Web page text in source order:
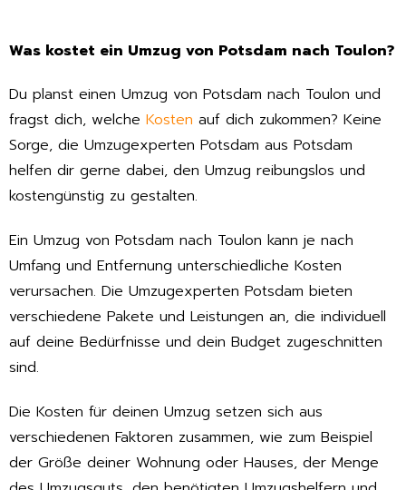
Was kostet ein Umzug von Potsdam nach Toulon?
Du planst einen Umzug von Potsdam nach Toulon und
fragst dich, welche Kosten auf dich zukommen? Keine
Sorge, die Umzugexperten Potsdam aus Potsdam
helfen dir gerne dabei, den Umzug reibungslos und
kostengünstig zu gestalten.
Ein Umzug von Potsdam nach Toulon kann je nach
Umfang und Entfernung unterschiedliche Kosten
verursachen. Die Umzugexperten Potsdam bieten
verschiedene Pakete und Leistungen an, die individuell
auf deine Bedürfnisse und dein Budget zugeschnitten
sind.
Die Kosten für deinen Umzug setzen sich aus
verschiedenen Faktoren zusammen, wie zum Beispiel
der Größe deiner Wohnung oder Hauses, der Menge